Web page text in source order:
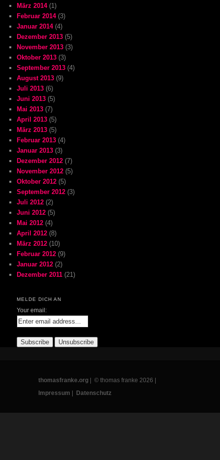
März 2014(1)
Februar 2014(3)
Januar 2014(4)
Dezember 2013 (5)
November 2013 (3)
Oktober 2013 (3)
September 2013 (4)
August 2013 (9)
Juli 2013 (6)
Juni 2013 (5)
Mai 2013 (7)
April 2013 (5)
März 2013 (5)
Februar 2013 (4)
Januar 2013 (3)
Dezember 2012 (7)
November 2012 (5)
Oktober 2012 (5)
September 2012 (3)
Juli 2012 (2)
Juni 2012 (5)
Mai 2012 (4)
April 2012 (8)
März 2012 (10)
Februar 2012 (9)
Januar 2012 (2)
Dezember 2011 (21)
MELDE DICH AN
Your email:
thomasfranke.org | © thomas franke 2026 |
Impressum
Datenschutz